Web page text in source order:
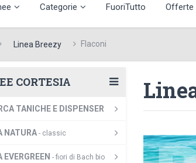
Categorie FuoriTutto Offerte
Linea Breezy Flaconi
CORTESIA
TANICHE E DISPENSER
NATURA - classic
EVERGREEN - fiori di Bach bio